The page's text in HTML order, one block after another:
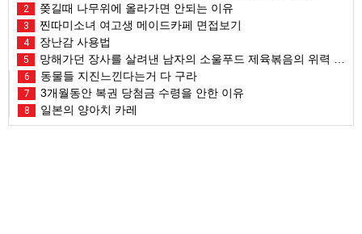
2 쫒길때 나무위에 올라가면 안되는 이유
3 찐따미소녀 여고생 메이드카페 면접보기
4 장난감 사용법
5 망해가던 장사를 살려낸 남자의 소울푸드 제육볶음의 위력 ㅋㅋ
6 동물들 지진느낀다는거 다 구라
7 3개월동안 복권 당첨금 수령을 안한 이유
8 일본의 양아치 카레